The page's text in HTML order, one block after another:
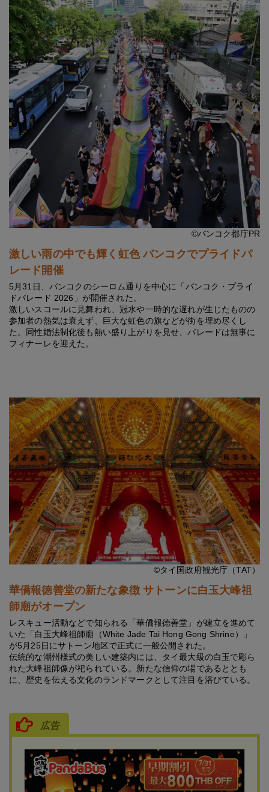
©バンコク都庁PR
激しい雨の中でも輝く虹色 バンコクでプライドパ
レード開催
5月31日、バンコクのシーロム通りを中心に「バンコク・プライ
ドパレード 2026」が開催された。
激しいスコールに見舞われ、冠水や一時的な遅れが生じたものの
参加者の熱気は衰えず、巨大な虹色の旗などが街を埋め尽くし
た。同性婚法制化後も熱い盛り上がりを見せ、パレードは無事に
フィナーレを迎えた。
©タイ国政府観光庁（TAT）
華僑報徳善堂の新たな象徴 サトーンに白玉大峰祖
師廟がオープン
レスキュー活動などで知られる「華僑報徳善堂」が建立を進めて
いた「白玉大峰祖師廟（White Jade Tai Hong Gong Shrine）」
が5月25日にサトーン地区で正式に一般公開された。
伝統的な潮州様式の美しい建築内には、タイ最大級の白玉で彫ら
れた大峰祖師像が祀られている。新たな信仰の場であるととも
に、歴史を伝える文化のランドマークとして注目を浴びている。
広告